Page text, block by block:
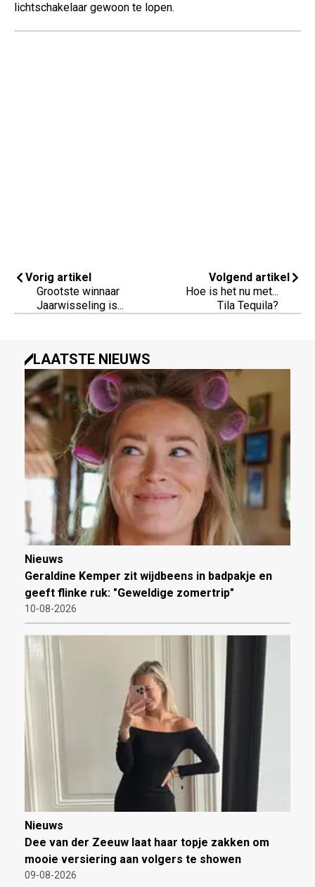
lichtschakelaar gewoon te lopen.
Vorig artikel
Grootste winnaar
Jaarwisseling is...
Volgend artikel
Hoe is het nu met...
Tila Tequila?
LAATSTE NIEUWS
Nieuws
Geraldine Kemper zit wijdbeens in badpakje en
geeft flinke ruk: "Geweldige zomertrip"
10-08-2026
Nieuws
Dee van der Zeeuw laat haar topje zakken om
mooie versiering aan volgers te showen
09-08-2026